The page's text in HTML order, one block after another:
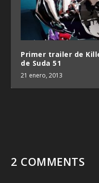
Primer trailer de
de Suda 51
21 enero, 2013
2 COMMENTS